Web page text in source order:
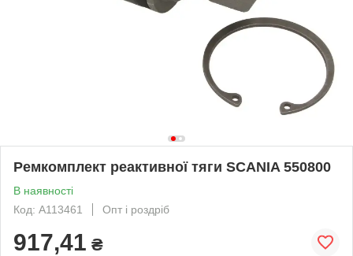
Ремкомплект реактивної тяги SCANIA 550800
В наявності
Код: A113461
Опт і роздріб
917,41 ₴